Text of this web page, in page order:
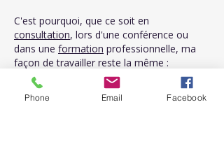
C'est pourquoi, que ce soit en
consultation, lors d'une conférence ou
dans une formation professionnelle, ma
façon de travailler reste la même :
expliquer simplement,
transmettre des outils concrets,
Phone Email Facebook